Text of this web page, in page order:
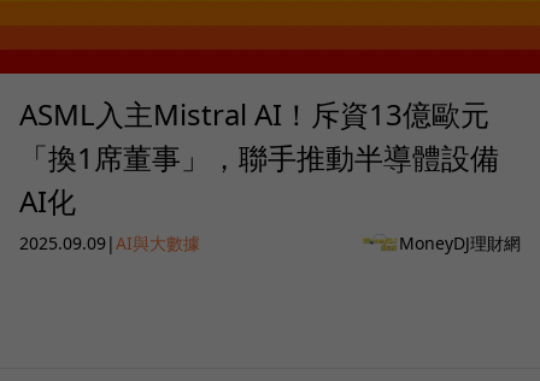
ASML入主Mistral AI！斥資13億歐元
「換1席董事」，聯手推動半導體設備
AI化
2025.09.09|AI與大數據 MoneyDJ理財網